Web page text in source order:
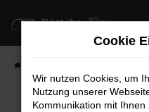
Zum
springen
Cookie
Wir nutzen Cookies, um
Nutzung unserer
Kommunikation mit